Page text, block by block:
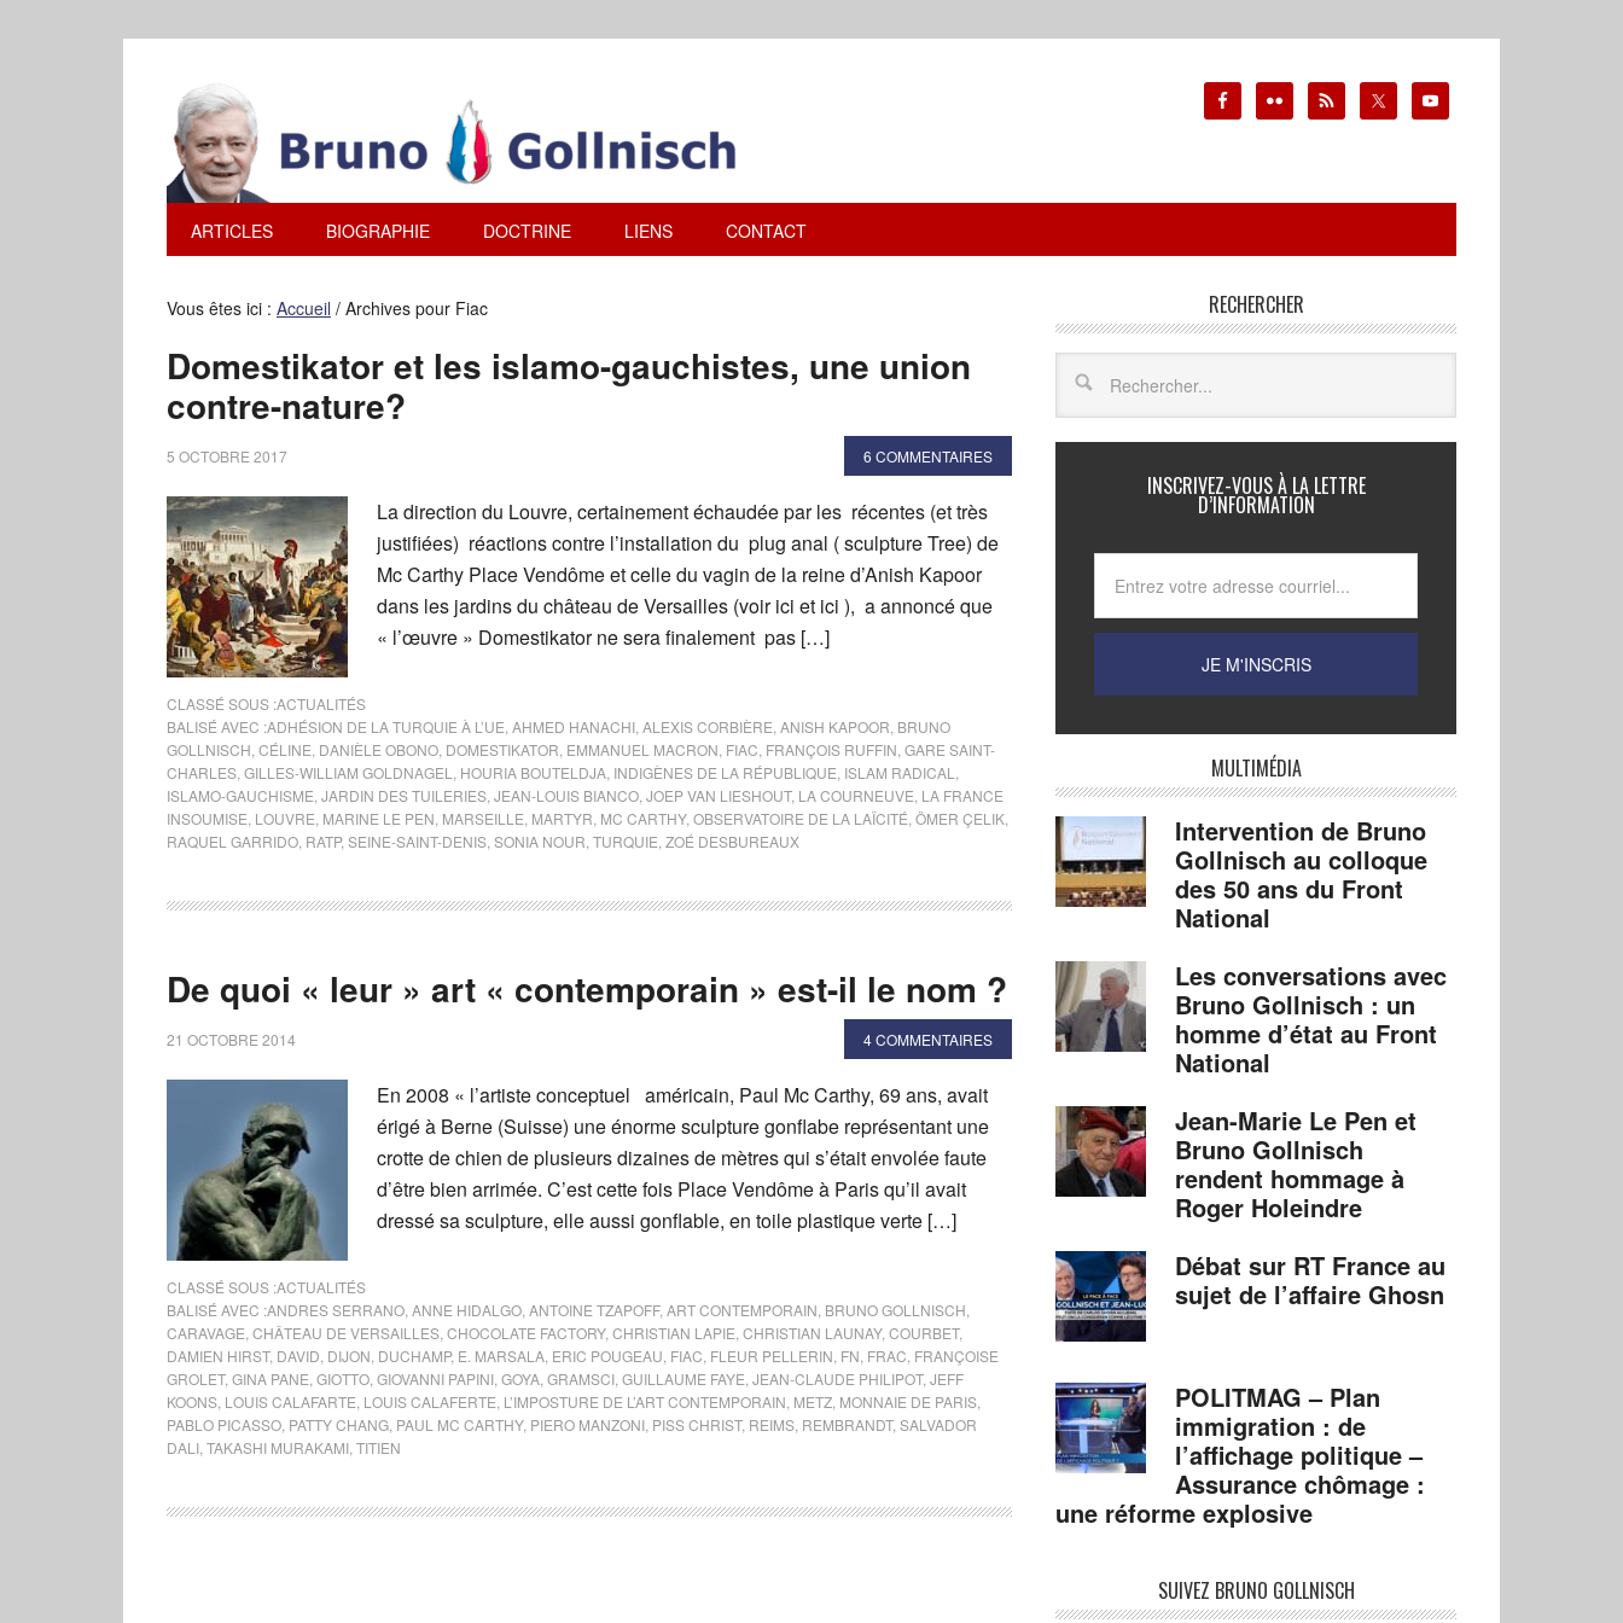
ARTICLES BIOGRAPHIE DOCTRINE LIENS CONTACT
Vous êtes ici : Accueil / Archives pour Fiac
Domestikator et les islamo-gauchistes, une union
contre-nature?
5 OCTOBRE 2017 6 COMMENTAIRES
La direction du Louvre, certainement échaudée par les récentes (et très
justifiées) réactions contre l’installation du plug anal ( sculpture Tree) de
Mc Carthy Place Vendôme et celle du vagin de la reine d’Anish Kapoor
dans les jardins du château de Versailles (voir ici et ici ), a annoncé que
« l’œuvre » Domestikator ne sera finalement pas […]
CLASSÉ SOUS :ACTUALITÉS
BALISÉ AVEC :ADHÉSION DE LA TURQUIE À L’UE AHMED HANACHI ALEXIS CORBIÈRE ANISH KAPOOR BRUNO
GOLLNISCH CÉLINE DANIÈLE OBONO DOMESTIKATOR EMMANUEL MACRON FIAC FRANÇOIS RUFFIN GARE SAINT-
CHARLES GILLES-WILLIAM GOLDNAGEL HOURIA BOUTELDJA INDIGÈNES DE LA RÉPUBLIQUE ISLAM RADICAL
ISLAMO-GAUCHISME JARDIN DES TUILERIES JEAN-LOUIS BIANCO JOEP VAN LIESHOUT, LA COURNEUVE LA FRANCE
INSOUMISE LOUVRE MARINE LE PEN MARSEILLE MARTYR MC CARTHY, OBSERVATOIRE DE LA LAÏCITÉ ÖMER ÇELIK
RAQUEL GARRIDO RATP, SEINE-SAINT-DENIS SONIA NOUR TURQUIE ZOÉ DESBUREAUX
De quoi « leur » art « contemporain » est-il le nom ?
21 OCTOBRE 2014 4 COMMENTAIRES
En 2008 « l’artiste conceptuel américain, Paul Mc Carthy, 69 ans, avait
érigé à Berne (Suisse) une énorme sculpture gonflabe représentant une
crotte de chien de plusieurs dizaines de mètres qui s’était envolée faute
d’être bien arrimée. C’est cette fois Place Vendôme à Paris qu’il avait
dressé sa sculpture, elle aussi gonflable, en toile plastique verte […]
CLASSÉ SOUS :ACTUALITÉS
BALISÉ AVEC :ANDRES SERRANO ANNE HIDALGO ANTOINE TZAPOFF, ART CONTEMPORAIN BRUNO GOLLNISCH
CARAVAGE CHÂTEAU DE VERSAILLES CHOCOLATE FACTORY, CHRISTIAN LAPIE CHRISTIAN LAUNAY, COURBET,
DAMIEN HIRST, DAVID DIJON DUCHAMP, E. MARSALA ERIC POUGEAU FIAC FLEUR PELLERIN FN FRAC FRANÇOISE
GROLET, GINA PANE GIOTTO GIOVANNI PAPINI GOYA GRAMSCI GUILLAUME FAYE JEAN-CLAUDE PHILIPOT, JEFF
KOONS LOUIS CALAFARTE LOUIS CALAFERTE L’IMPOSTURE DE L’ART CONTEMPORAIN METZ MONNAIE DE PARIS
PABLO PICASSO PATTY CHANG PAUL MC CARTHY, PIERO MANZONI PISS CHRIST, REIMS REMBRANDT, SALVADOR
DALI TAKASHI MURAKAMI TITIEN
RECHERCHER
INSCRIVEZ-VOUS À LA LETTRE
D’INFORMATION
MULTIMÉDIA
Intervention de Bruno
Gollnisch au colloque
des 50 ans du Front
National
Les conversations avec
Bruno Gollnisch : un
homme d’état au Front
National
Jean-Marie Le Pen et
Bruno Gollnisch
rendent hommage à
Roger Holeindre
Débat sur RT France au
sujet de l’affaire Ghosn
POLITMAG – Plan
immigration : de
l’affichage politique –
Assurance chômage :
une réforme explosive
SUIVEZ BRUNO GOLLNISCH